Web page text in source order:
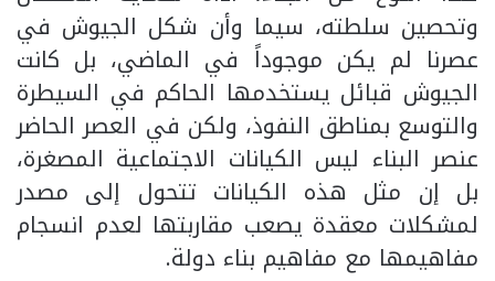
وتحصين سلطته، سيما وأن شكل الجيوش في
عصرنا لم يكن موجوداً في الماضي، بل كانت
الجيوش قبائل يستخدمها الحاكم في السيطرة
والتوسع بمناطق النفوذ، ولكن في العصر الحاضر
عنصر البناء ليس الكيانات الاجتماعية المصغرة،
بل إن مثل هذه الكيانات تتحول إلى مصدر
لمشكلات معقدة يصعب مقاربتها لعدم انسجام
مفاهيمها مع مفاهيم بناء دولة.